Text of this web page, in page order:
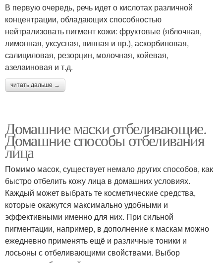
В первую очередь, речь идет о кислотах различной
концентрации, обладающих способностью
нейтрализовать пигмент кожи: фруктовые (яблочная,
лимонная, уксусная, винная и пр.), аскорбиновая,
салициловая, резорцин, молочная, койевая,
азелаиновая и т.д.
читать дальше →
Домашние маски отбеливающие.
Домашние способы отбеливания
лица
Помимо масок, существует немало других способов, как
быстро отбелить кожу лица в домашних условиях.
Каждый может выбрать те косметические средства,
которые окажутся максимально удобными и
эффективными именно для них. При сильной
пигментации, например, в дополнение к маскам можно
ежедневно применять ещё и различные тоники и
лосьоны с отбеливающими свойствами. Выбор